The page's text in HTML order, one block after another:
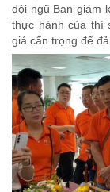
đội ngũ Ban giám
thực hành của thí
giá cẩn trọng để